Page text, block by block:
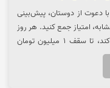
دعوت از دوستان، پیش‌بینی
امتیاز جمع کنید. هر روز
به کاربری که بیشترین امتیاز روزانه را کسب کند، تا سقف ۱ میلیون تومان
جدول امتیازات کلی، یک
علاوه بر این، با استفاده از